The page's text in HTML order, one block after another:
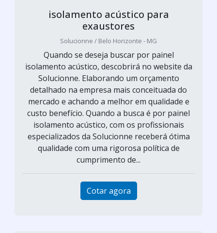
isolamento acústico para
exaustores
Solucionne / Belo Horizonte - MG
Quando se deseja buscar por painel
isolamento acústico, descobrirá no website da
Solucionne. Elaborando um orçamento
detalhado na empresa mais conceituada do
mercado e achando a melhor em qualidade e
custo benefício. Quando a busca é por painel
isolamento acústico, com os profissionais
especializados da Solucionne receberá ótima
qualidade com uma rigorosa política de
cumprimento de...
Cotar agora